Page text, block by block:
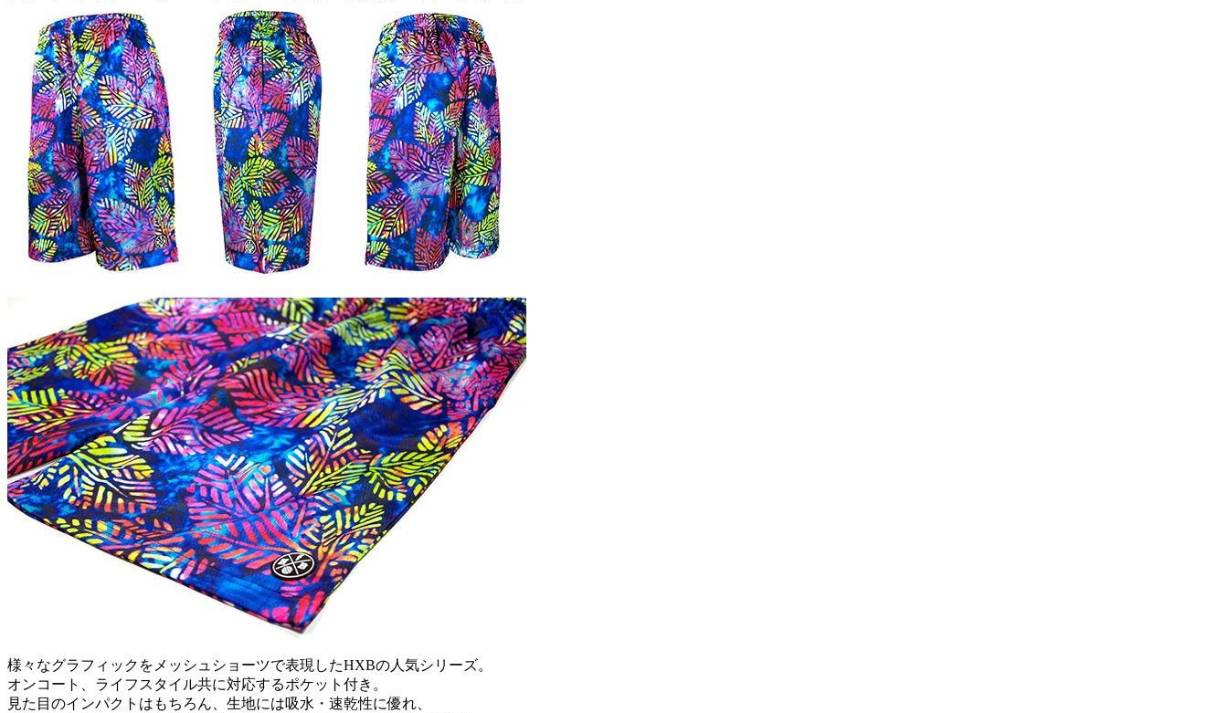
様々なグラフィックをメッシュショーツで表現したHXBの人気シリーズ。
オンコート、ライフスタイル共に対応するポケット付き。
見た目のインパクトはもちろん、生地には吸水・速乾性に優れ、